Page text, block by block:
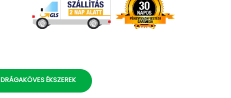
DRÁGAKÖVES ÉKSZEREK